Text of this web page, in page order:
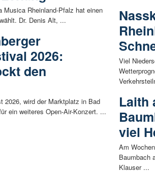
Musica Rheinland-Pfalz hat einen
Dr. Denis Alt, ...
2026:
den
2026, wird der Marktplatz in Bad
ein weiteres Open-Air-Konzert. ...
Viel
Laith
viel
Am
Baumbach
Klauser ...